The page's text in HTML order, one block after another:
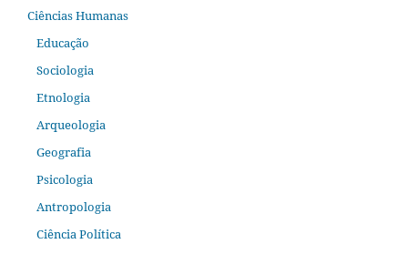
Ciências Humanas
Educação
Sociologia
Etnologia
Arqueologia
Geografia
Psicologia
Antropologia
Ciência Política